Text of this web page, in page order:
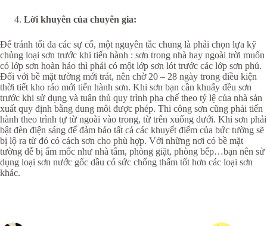
Lời khuyên của chuyên gia:
Để tránh tối đa các sự cố, một nguyên tắc chung là phải chọn lựa kỹ
chủng loại sơn trước khi tiến hành : sơn trong nhà hay ngoài trời muốn
có lớp sơn hoàn hảo thì phải có một lớp sơn lót trước các lớp sơn phủ.
Đối với bề mặt tường mới trát, nên chờ 20 – 28 ngày trong điều kiện
thời tiết kho ráo mới tiến hành sơn. Khi sơn bạn cần khuấy đều sơn
trước khi sử dụng và tuân thủ quy trình pha chế theo tỷ lệ của nhà sản
xuất quy định bằng dung môi được phép. Thi công sơn cũng phải tiến
hành theo trình tự từ ngoài vào trong, từ trên xuống dưới. Khi sơn phải
bật đèn điện sáng để đảm bảo tất cả các khuyết điểm của bức tường sẽ
bị lộ ra từ đó có cách sơn cho phù hợp. Với những nơi có bề mặt
tường dễ bị ẩm mốc như nhà tắm, phòng giặt, phòng bếp…bạn nên sử
dụng loại sơn nước gốc dầu có sức chống thấm tốt hơn các loại sơn
khác.